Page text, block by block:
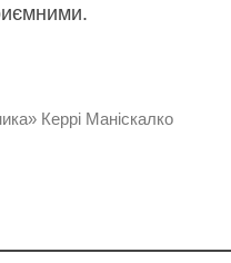
Керрі Маніскалко